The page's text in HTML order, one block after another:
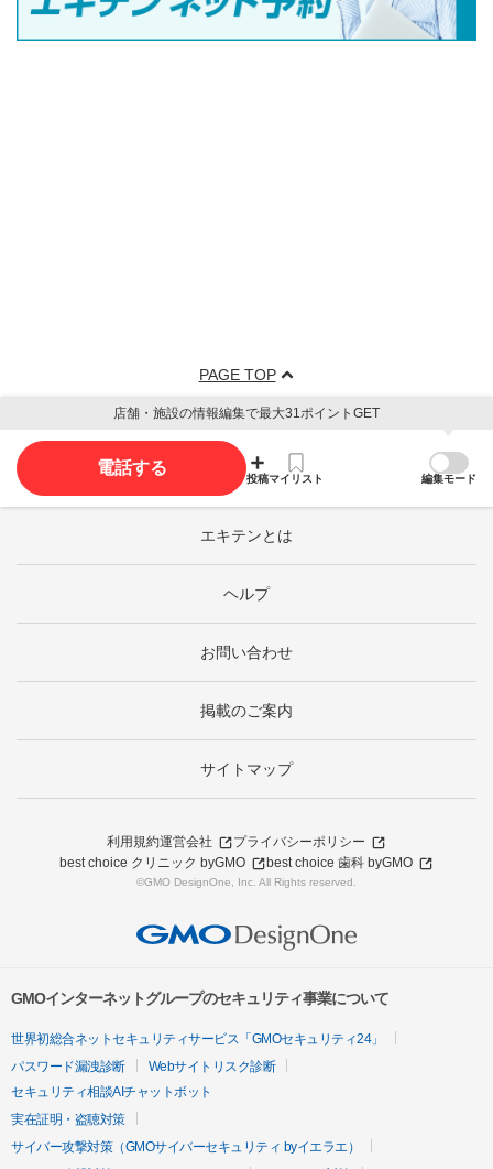
PAGE TOP
店舗・施設の情報編集で最大31ポイントGET
電話する
投稿マイリスト 編集モード
エキテンとは
ヘルプ
お問い合わせ
掲載のご案内
サイトマップ
利用規約運営会社
プライバシーポリシー
best choice クリニック byGMO
best choice 歯科 byGMO
©GMO DesignOne, Inc. All Rights reserved.
GMOインターネットグループのセキュリティ事業について
世界初総合ネットセキュリティサービス「GMOセキュリティ24」
パスワード漏洩診断
Webサイトリスク診断
セキュリティ相談AIチャットボット
実在証明・盗聴対策
サイバー攻撃対策（GMOサイバーセキュリティ byイエラエ）